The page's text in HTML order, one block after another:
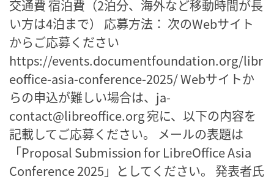
交通費 宿泊費（2泊分、海外など移動時間が長
い方は4泊まで） 応募方法： 次のWebサイト
からご応募ください
https://events.documentfoundation.org/libr
eoffice-asia-conference-2025/ Webサイトか
らの申込が難しい場合は、ja-
contact@libreoffice.org 宛に、以下の内容を
記載してご応募ください。 メールの表題は
「Proposal Submission for LibreOffice Asia
Conference 2025」としてください。 発表者氏